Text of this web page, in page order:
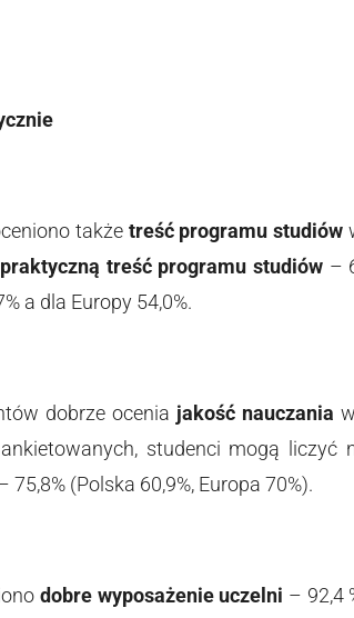
także treść programu studiów
praktyczną treść programu studiów –
a dla Europy 54,0%.
dobrze ocenia jakość nauczania
studenci mogą liczyć
75,8% (Polska 60,9%, Europa 70%).
dobre wyposażenie uczelni – 92,4